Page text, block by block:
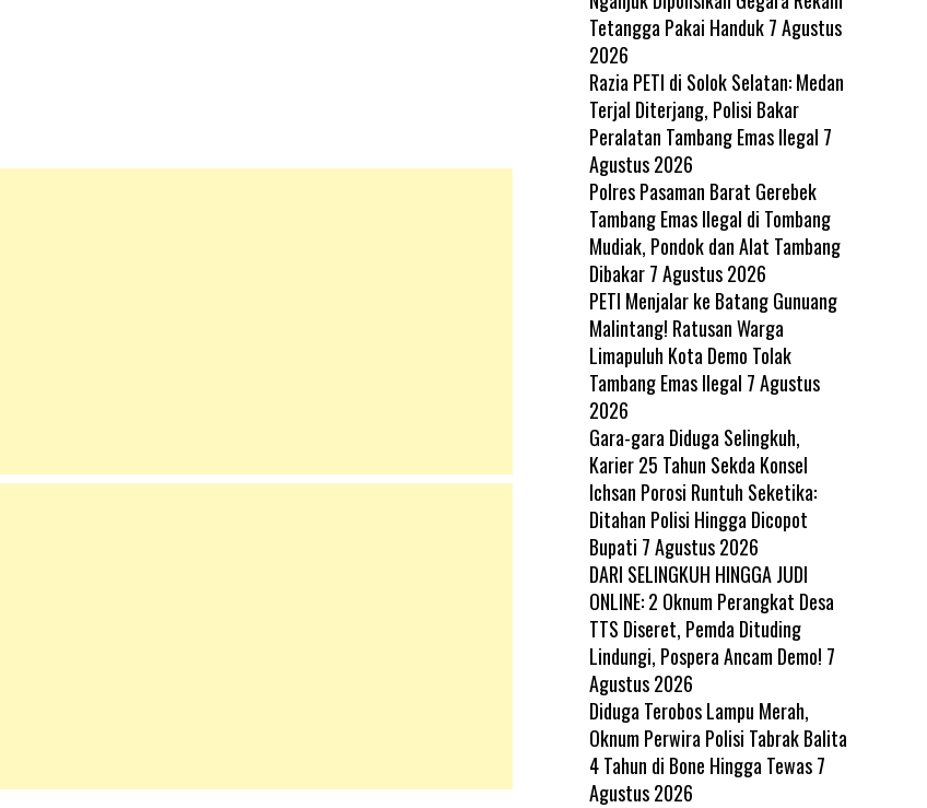
Tetangga Pakai Handuk 7 Agustus
2026
Razia PETI di Solok Selatan: Medan
Terjal Diterjang, Polisi Bakar
Peralatan Tambang Emas Ilegal 7
Agustus 2026
Polres Pasaman Barat Gerebek
Tambang Emas Ilegal di Tombang
Mudiak, Pondok dan Alat Tambang
Dibakar 7 Agustus 2026
PETI Menjalar ke Batang Gunuang
Malintang! Ratusan Warga
Limapuluh Kota Demo Tolak
Tambang Emas Ilegal 7 Agustus
2026
Gara-gara Diduga Selingkuh,
Karier 25 Tahun Sekda Konsel
Ichsan Porosi Runtuh Seketika:
Ditahan Polisi Hingga Dicopot
Bupati 7 Agustus 2026
DARI SELINGKUH HINGGA JUDI
ONLINE: 2 Oknum Perangkat Desa
TTS Diseret, Pemda Dituding
Lindungi, Pospera Ancam Demo! 7
Agustus 2026
Diduga Terobos Lampu Merah,
Oknum Perwira Polisi Tabrak Balita
4 Tahun di Bone Hingga Tewas 7
Agustus 2026